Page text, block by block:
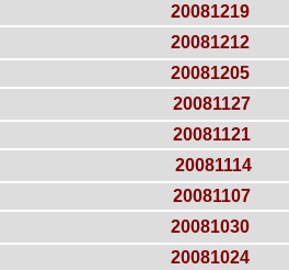
20081219
20081212
20081205
20081127
20081121
20081114
20081107
20081030
20081024